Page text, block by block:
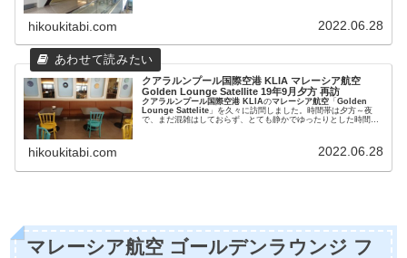
hikoukitabi.com 2022.06.28
クアラルンプール国際空港 KLIA マレーシア航空
Golden Lounge Satellite 19年9月夕方 再訪
クアラルンプール国際空港 KLIAのマレーシア航空 「Golden
Lounge Sattelite 」を久々に訪問しました。時間帯は夕方～夜
で、まだ混雑はしておらず、とても静かでゆったりとした時間が
hikoukitabi.com 2022.06.28
マレーシア航空 ゴールデンラウンジ フ